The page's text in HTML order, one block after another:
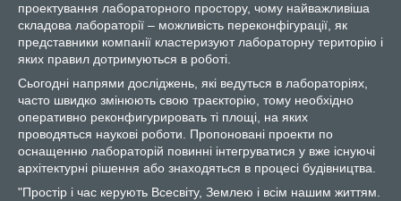
проектування лабораторного простору, чому найважливіша
складова лабораторії – можливість переконфігурації, як
представники компанії кластеризуют лабораторну територію і
яких правил дотримуються в роботі.
Сьогодні напрями досліджень, які ведуться в лабораторіях,
часто швидко змінюють свою траєкторію, тому необхідно
оперативно реконфигурировать ті площі, на яких
проводяться наукові роботи. Пропоновані проекти по
оснащенню лабораторій повинні інтегруватися у вже існуючі
архітектурні рішення або знаходяться в процесі будівництва.
"Простір і час керують Всесвіту, Землею і всім нашим життям.